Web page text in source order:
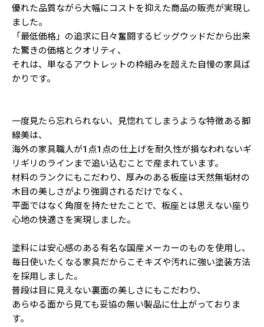
優れた品質ながら大幅にコストを抑えた商品の販売が実現し
ました。
「最低価格」の追求に日々奮闘するビッグウッドだから出来
た驚きの価格とクオリティ、
それは、単なるアウトレットの枠組みを超えた自慢の家具ば
かりです。
一度見たら忘れられない、見惚れてしまうような特徴ある脚
線美は、
海外の家具職人が1点1点の仕上げを耐久性が損なわれないギ
リギリのラインまで追い込むことで産まれています。
材料のランクにもこだわり、厚みのある板座は天然無垢材の
木目の美しさがより強調されるだけでなく、
平面ではなく角度を持たせたことで、板座とは思えない座り
心地の快適さを実現しました。
塗料には安心感のある有名な国産メーカーのものを使用し、
毎日使いたくなる家具だからこそキズや汚れに強い塗装方法
を採用しました。
普段は目に見えない裏面の美しさにもこだわり、
あらゆる面から見ても妥協の無い製品に仕上がっておりま
す。